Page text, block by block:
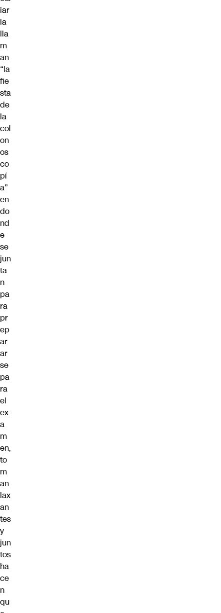
iar
la
lla
m
an
“la
fie
sta
de
la
col
on
os
co
pí
a”
en
do
nd
e
se
jun
ta
n
pa
ra
pr
ep
ar
ar
se
pa
ra
el
ex
a
m
en,
to
m
an
lax
an
tes
y
jun
tos
ha
ce
n
qu